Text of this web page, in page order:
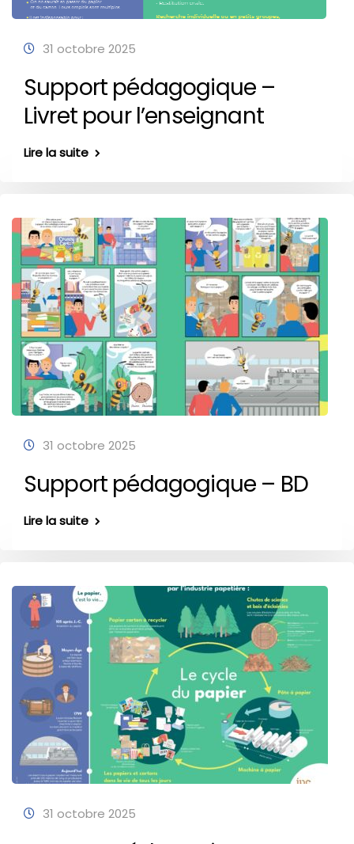
31 octobre 2025
Support pédagogique –
Livret pour l’enseignant
Lire la suite
31 octobre 2025
Support pédagogique – BD
Lire la suite
31 octobre 2025